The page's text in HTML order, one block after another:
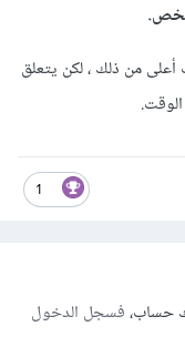
من ذلك ، لكن يتعلق
1
حساب،فسجل الدخول